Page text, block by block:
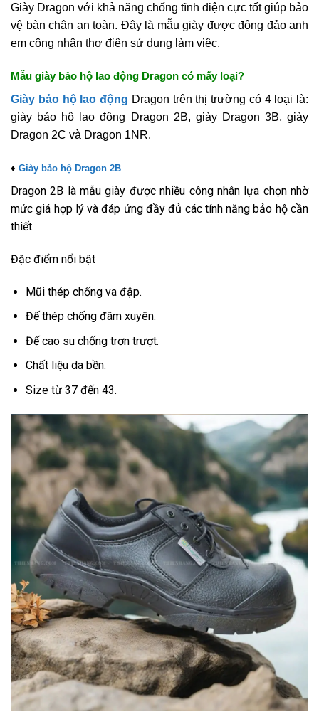
Giày Dragon với khả năng chống tĩnh điện cực tốt giúp bảo
vệ bàn chân an toàn. Đây là mẫu giày được đông đảo anh
em công nhân thợ điện sử dụng làm việc.
Mẫu giày bảo hộ lao động Dragon có mấy loại?
Giày bảo hộ lao động Dragon trên thị trường có 4 loại là:
giày bảo hộ lao động Dragon 2B, giày Dragon 3B, giày
Dragon 2C và Dragon 1NR.
♦ Giày bảo hộ Dragon 2B
Dragon 2B là mẫu giày được nhiều công nhân lựa chọn nhờ
mức giá hợp lý và đáp ứng đầy đủ các tính năng bảo hộ cần
thiết.
Đặc điểm nổi bật
Mũi thép chống va đập.
Đế thép chống đâm xuyên.
Đế cao su chống trơn trượt.
Chất liệu da bền.
Size từ 37 đến 43.